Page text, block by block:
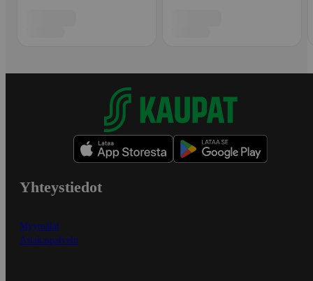
Yhteystiedot
Myymälät
Asiakaspalvelu